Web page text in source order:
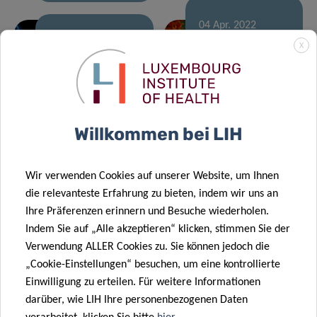
Wirksam
gegen ein
überschießendes
04 Apr. 2022
Einblicke in die
Regulierung
der antiviralen
Neuer
Förderpreis
stärkt die
translationale
Forschung
des LIH
08 Feb. 2022
Mögliche
Folgen einer
unterbrochenen
Immunisierung
der
Bevölkerung
Führendes
europäisches
Nachrichten-
17 Jan. 2022
X
Willkommen bei LIH
Wir verwenden Cookies auf unserer Website, um Ihnen
die relevanteste Erfahrung zu bieten, indem wir uns an
Ihre Präferenzen erinnern und Besuche wiederholen.
Indem Sie auf „Alle akzeptieren“ klicken, stimmen Sie der
Verwendung ALLER Cookies zu. Sie können jedoch die
„Cookie-Einstellungen“ besuchen, um eine kontrollierte
Einwilligung zu erteilen. Für weitere Informationen
darüber, wie LIH Ihre personenbezogenen Daten